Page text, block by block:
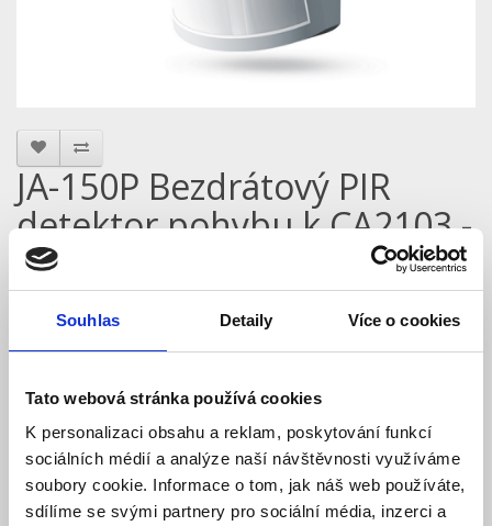
Souhlas Detaily Více o cookies
Tato webová stránka používá cookies
K personalizaci obsahu a reklam, poskytování funkcí
sociálních médií a analýze naší návštěvnosti využíváme
soubory cookie. Informace o tom, jak náš web používáte,
sdílíme se svými partnery pro sociální média, inzerci a
JA-150P Bezdrátový PIR
detektor pohybu k CA2103 -
Jablotron
Model: JA-150P | Výrobce:
Jablotron
Dostupnost:
Množství